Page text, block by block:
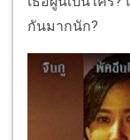
กันมากนัก?